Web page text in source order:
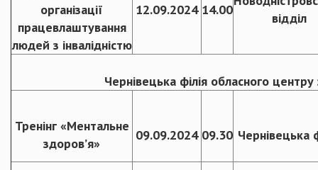
організації
працевлаштування
людей з інвалідністю
12.09.2024 14.00
відділ
Чернівецька філія обласного центру
Тренінг «Ментальне
здоров’я»
09.09.2024 09.30 Чернівецька